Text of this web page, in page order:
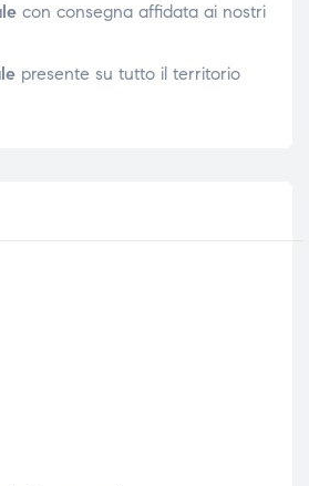
con consegna affidata ai nostri
presente su tutto il territorio